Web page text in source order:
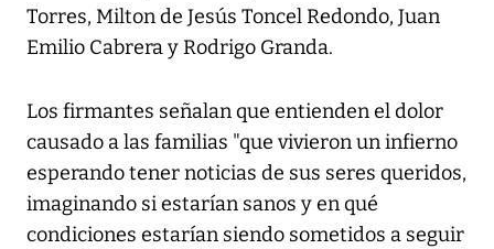
Torres, Milton de Jesús Toncel Redondo, Juan
Emilio Cabrera y Rodrigo Granda.
Los firmantes señalan que entienden el dolor
causado a las familias "que vivieron un infierno
esperando tener noticias de sus seres queridos,
imaginando si estarían sanos y en qué
condiciones estarían siendo sometidos a seguir